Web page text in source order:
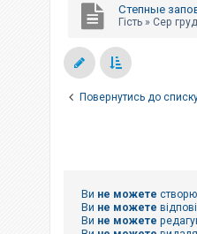
Степные
Гість » Сер
Повернутись до
Ви не можете
Ви не можете
Ви не можете